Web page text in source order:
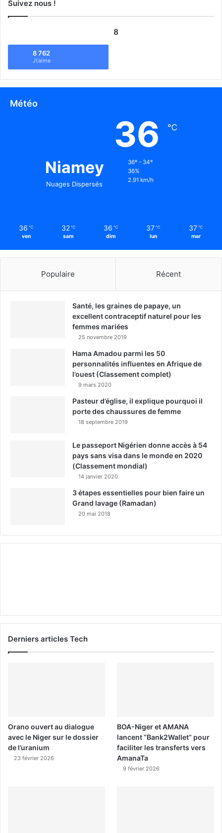
Suivez nous !
8
8 762
J\'aime
Météo
Niamey
Nuages Dispersés
36 ℃
36º - 34º
36%
2.91 km/h
36 ℃
ven
32 ℃
sam
36 ℃
dim
37 ℃
lun
37 ℃
mar
Populaire Récent
Santé, les graines de papaye, un
excellent contraceptif naturel pour les
femmes mariées
25 novembre 2019
Hama Amadou parmi les 50
personnalités influentes en Afrique de
l’ouest (Classement complet)
9 mars 2020
Pasteur d’église, il explique pourquoi il
porte des chaussures de femme
18 septembre 2019
Le passeport Nigérien donne accès à 54
pays sans visa dans le monde en 2020
(Classement mondial)
14 janvier 2020
3 étapes essentielles pour bien faire un
Grand lavage (Ramadan)
20 mai 2018
Derniers articles Tech
Orano ouvert au dialogue
avec le Niger sur le dossier
de l’uranium
23 février 2026
BOA-Niger et AMANA
lancent “Bank2Wallet” pour
faciliter les transferts vers
AmanaTa
9 février 2026